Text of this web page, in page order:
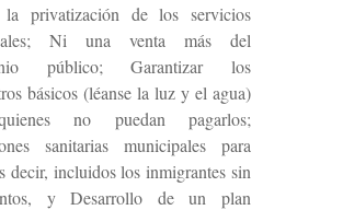
privatización de los servicios
Ni una venta más del
público; Garantizar los
básicos (léanse la luz y el agua)
no puedan pagarlos;
sanitarias municipales para
decir, incluidos los inmigrantes sin
y Desarrollo de un plan